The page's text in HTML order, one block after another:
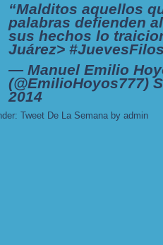
“Malditos aquellos
palabras defienden
sus hechos lo
Juárez>
— Manuel Emilio
(@EmilioHoyos777)
2014
Tweet De La Semana by admin